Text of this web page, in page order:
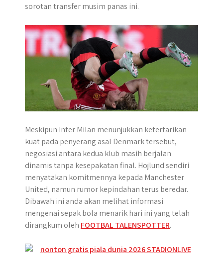
A
p
o
k
n
e
r
r
m
sorotan transfer musim panas ini.
Meskipun Inter Milan menunjukkan ketertarikan
kuat pada penyerang asal Denmark tersebut,
negosiasi antara kedua klub masih berjalan
dinamis tanpa kesepakatan final. Hojlund sendiri
menyatakan komitmennya kepada Manchester
United, namun rumor kepindahan terus beredar.
Dibawah ini anda akan melihat informasi
mengenai sepak bola menarik hari ini yang telah
dirangkum oleh FOOTBAL TALENSPOTTER.